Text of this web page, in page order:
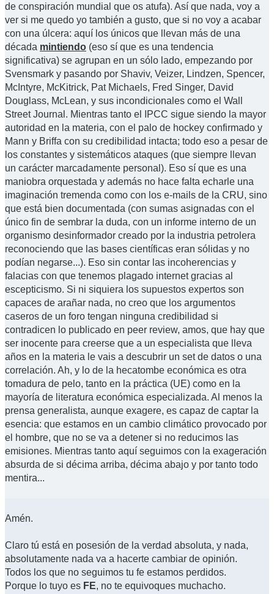
de conspiración mundial que os atufa). Así que nada, voy a
ver si me quedo yo también a gusto, que si no voy a acabar
con una úlcera: aquí los únicos que llevan más de una
década mintiendo (eso sí que es una tendencia
significativa) se agrupan en un sólo lado, empezando por
Svensmark y pasando por Shaviv, Veizer, Lindzen, Spencer,
McIntyre, McKitrick, Pat Michaels, Fred Singer, David
Douglass, McLean, y sus incondicionales como el Wall
Street Journal. Mientras tanto el IPCC sigue siendo la mayor
autoridad en la materia, con el palo de hockey confirmado y
Mann y Briffa con su credibilidad intacta; todo eso a pesar de
los constantes y sistemáticos ataques (que siempre llevan
un carácter marcadamente personal). Eso sí que es una
maniobra orquestada y además no hace falta echarle una
imaginación tremenda como con los e-mails de la CRU, sino
que está bien documentada (con sumas asignadas con el
único fin de sembrar la duda, con un informe interno de un
organismo desinformador creado por la industria petrolera
reconociendo que las bases científicas eran sólidas y no
podían negarse...). Eso sin contar las incoherencias y
falacias con que tenemos plagado internet gracias al
escepticismo. Si ni siquiera los supuestos expertos son
capaces de arañar nada, no creo que los argumentos
caseros de un foro tengan ninguna credibilidad si
contradicen lo publicado en peer review, amos, que hay que
ser inocente para creerse que a un especialista que lleva
años en la materia le vais a descubrir un set de datos o una
correlación. Ah, y lo de la hecatombe económica es otra
tomadura de pelo, tanto en la práctica (UE) como en la
mayoría de literatura económica especializada. Al menos la
prensa generalista, aunque exagere, es capaz de captar la
esencia: que estamos en un cambio climático provocado por
el hombre, que no se va a detener si no reducimos las
emisiones. Mientras tanto aquí seguimos con la exageración
absurda de si décima arriba, décima abajo y por tanto todo
mentira...
Amén.
Claro tú está en posesión de la verdad absoluta, y nada,
absolutamente nada va a hacerte cambiar de opinión.
Todos los que no seguimos tu fe estamos perdidos.
Porque lo tuyo es FE, no te equivoques muchacho.